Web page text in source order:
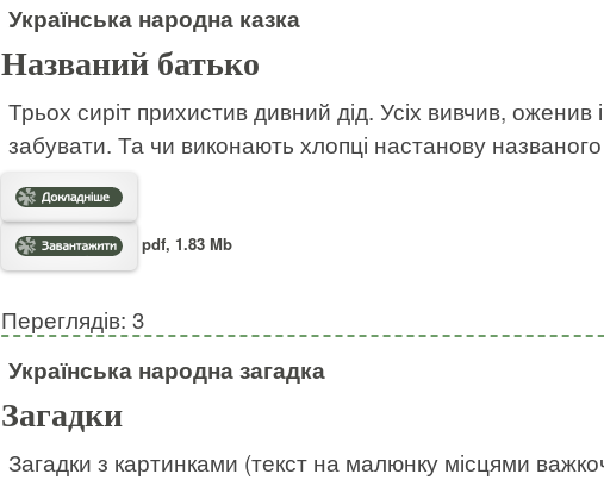
Українська народна казка
Названий батько
Трьох сиріт прихистив дивний дід. Усіх вивчив, оженив
забувати. Та чи виконають хлопці настанову
pdf, 1.83 Mb
Переглядів: 3
Українська народна загадка
Загадки
Загадки з картинками (текст на малюнку місцями